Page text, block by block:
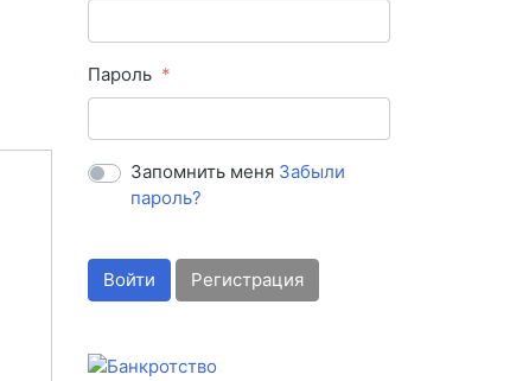
Пароль
Запомнить меня Забыли
пароль?
Войти Регистрация